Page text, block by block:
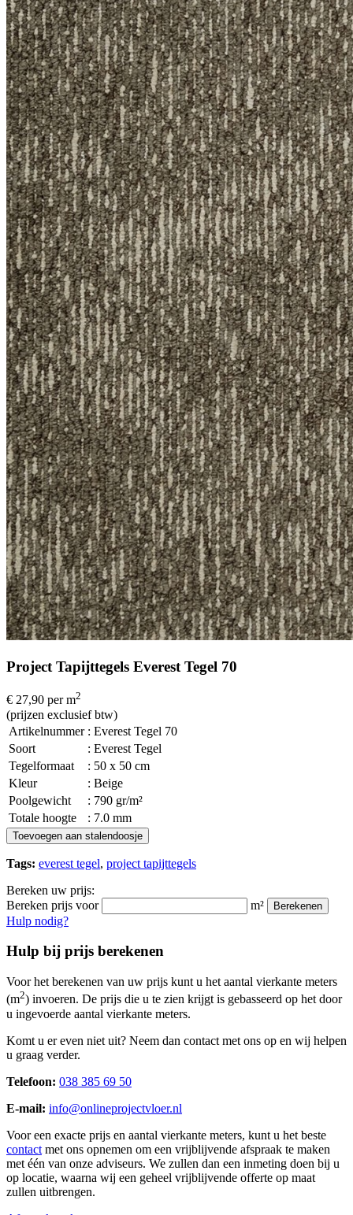
Project Tapijttegels Everest Tegel 70
€ 27,90 per m2
(prijzen exclusief btw)
Artikelnummer : Everest Tegel 70
Soort
: Everest Tegel
Tegelformaat
: 50 x 50 cm
Kleur
: Beige
Poolgewicht
: 790 gr/m²
Totale hoogte
: 7.0 mm
Toevoegen aan stalendoosje
Tags: everest tegel, project tapijttegels
Bereken uw prijs:
Bereken prijs voor
m² Berekenen
Hulp nodig?
Hulp bij prijs berekenen
Voor het berekenen van uw prijs kunt u het aantal vierkante meters
(m2) invoeren. De prijs die u te zien krijgt is gebasseerd op het door
u ingevoerde aantal vierkante meters.
Komt u er even niet uit? Neem dan contact met ons op en wij helpen
u graag verder.
Telefoon: 038 385 69 50
E-mail: info@onlineprojectvloer.nl
Voor een exacte prijs en aantal vierkante meters, kunt u het beste
contact met ons opnemen om een vrijblijvende afspraak te maken
met één van onze adviseurs. We zullen dan een inmeting doen bij u
op locatie, waarna wij een geheel vrijblijvende offerte op maat
zullen uitbrengen.